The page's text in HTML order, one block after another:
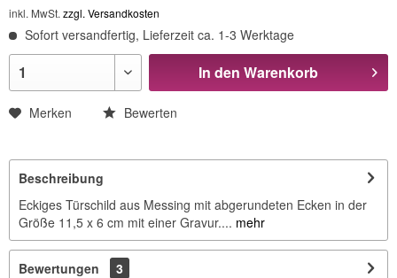
inkl. MwSt. zzgl. Versandkosten
Sofort versandfertig, Lieferzeit ca. 1-3 Werktage
In den Warenkorb
Merken Bewerten
Beschreibung
Eckiges Türschild aus Messing mit abgerundeten Ecken in der
Größe 11,5 x 6 cm mit einer Gravur.... mehr
Bewertungen
3